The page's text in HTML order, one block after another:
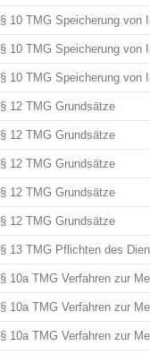
§ 10 TMG Speicherung von
§ 10 TMG Speicherung von
§ 10 TMG Speicherung von
§ 12 TMG Grundsätze
§ 12 TMG Grundsätze
§ 12 TMG Grundsätze
§ 12 TMG Grundsätze
§ 12 TMG Grundsätze
§ 13 TMG Pflichten des
§ 10a TMG Verfahren zur
§ 10a TMG Verfahren zur
§ 10a TMG Verfahren zur